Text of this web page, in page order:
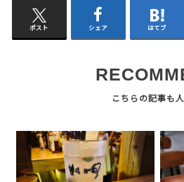
ポスト シェア はてブ